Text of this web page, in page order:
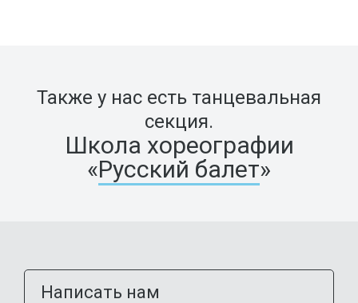
Также у нас есть танцевальная
секция.
Школа хореографии
«Русский балет»
Написать нам